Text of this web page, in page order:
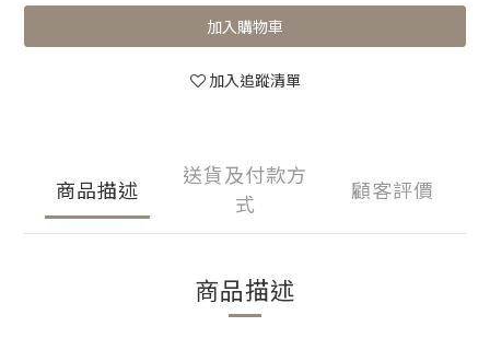
加入購物車
加入追蹤清單
商品描述
送貨及付款方
式
顧客評價
商品描述